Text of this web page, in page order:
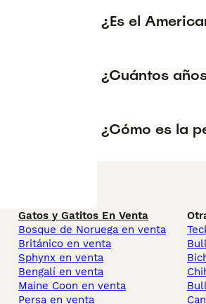
¿Es el
¿Cuántos
¿Cómo es la
Gatos y Gatitos En Venta
Bosque de Noruega en venta
Británico en venta
Sphynx en venta
Bengalí en venta
Maine Coon en venta
Persa en venta